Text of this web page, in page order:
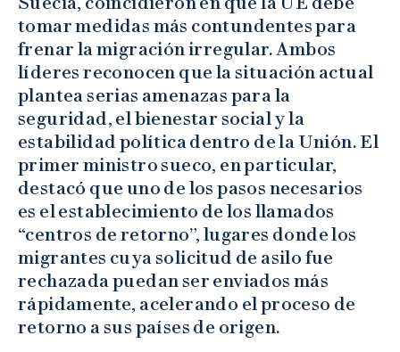
tomar medidas más contundentes para
frenar la migración irregular. Ambos
líderes reconocen que la situación actual
plantea serias amenazas para la
seguridad, el bienestar social y la
estabilidad política dentro de la Unión. El
primer ministro sueco, en particular,
destacó que uno de los pasos necesarios
es el establecimiento de los llamados
“centros de retorno”, lugares donde los
migrantes cuya solicitud de asilo fue
rechazada puedan ser enviados más
rápidamente, acelerando el proceso de
retorno a sus países de origen.